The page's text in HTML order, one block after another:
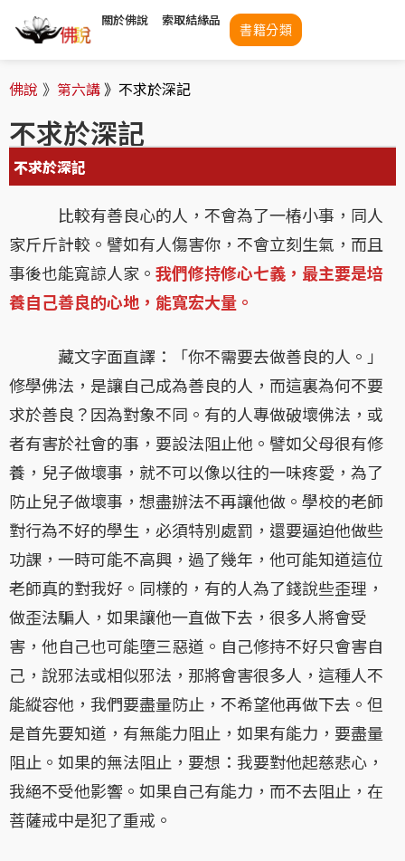
關於佛說 索取結緣品
書籍分類
佛說 》 第六講》 不求於深記
不求於深記
不求於深記
比較有善良心的人，不會為了一樁小事，同人
家斤斤計較。譬如有人傷害你，不會立刻生氣，而且
事後也能寬諒人家。 我們修持修心七義，最主要是培
養自己善良的心地，能寬宏大量。
藏文字面直譯：「你不需要去做善良的人。」
修學佛法，是讓自己成為善良的人，而這裏為何不要
求於善良？因為對象不同。有的人專做破壞佛法，或
者有害於社會的事，要設法阻止他。譬如父母很有修
養，兒子做壞事，就不可以像以往的一味疼愛，為了
防止兒子做壞事，想盡辦法不再讓他做。學校的老師
對行為不好的學生，必須特別處罰，還要逼迫他做些
功課，一時可能不高興，過了幾年，他可能知道這位
老師真的對我好。同樣的，有的人為了錢說些歪理，
做歪法騙人，如果讓他一直做下去，很多人將會受
害，他自己也可能墮三惡道。自己修持不好只會害自
己，說邪法或相似邪法，那將會害很多人，這種人不
能縱容他，我們要盡量防止，不希望他再做下去。但
是首先要知道，有無能力阻止，如果有能力，要盡量
阻止。如果的無法阻止，要想：我要對他起慈悲心，
我絕不受他影響。如果自己有能力，而不去阻止，在
菩薩戒中是犯了重戒。